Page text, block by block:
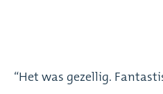
“Het was gezellig.